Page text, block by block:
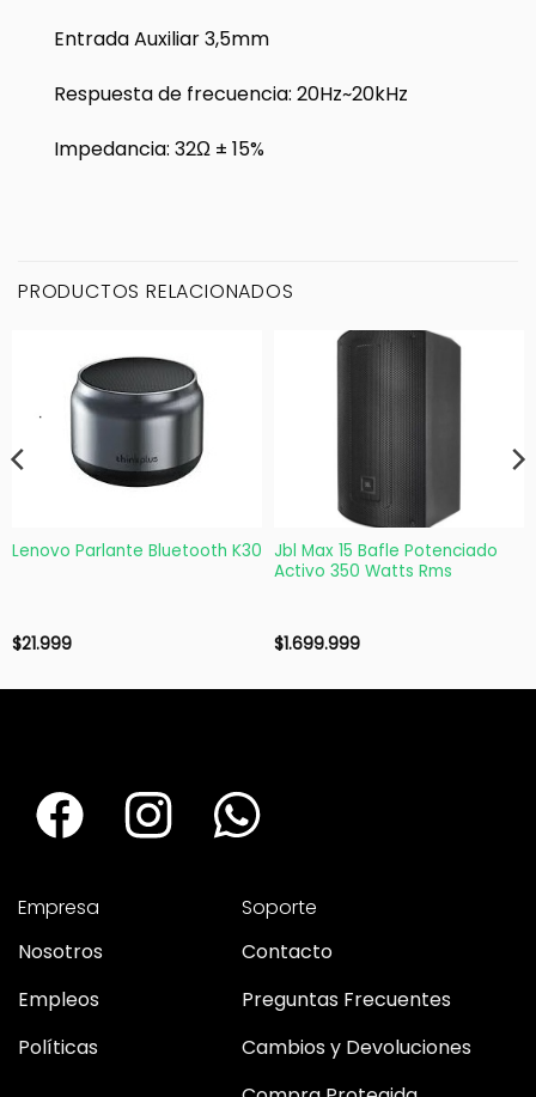
Entrada Auxiliar 3,5mm
Respuesta de frecuencia: 20Hz~20kHz
Impedancia: 32Ω ± 15%
PRODUCTOS RELACIONADOS
Lenovo Parlante Bluetooth K30
$21.999
Jbl Max 15 Bafle Potenciado
Activo 350 Watts Rms
$1.699.999
Empresa
Nosotros
Empleos
Políticas
Soporte
Contacto
Preguntas Frecuentes
Cambios y Devoluciones